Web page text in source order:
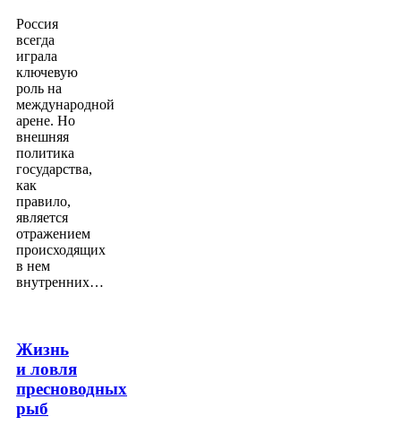
Россия
всегда
играла
ключевую
роль на
международной
арене. Но
внешняя
политика
государства,
как
правило,
является
отражением
происходящих
в нем
внутренних…
Жизнь
и ловля
пресноводных
рыб